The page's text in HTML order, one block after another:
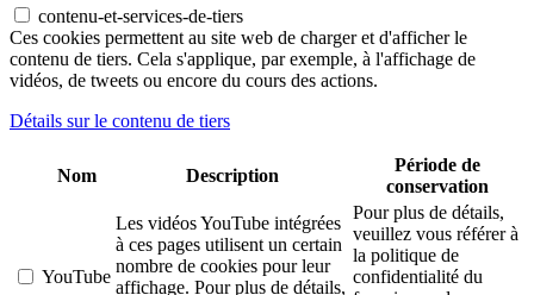
contenu-et-services-de-tiers
Ces cookies permettent au site web de charger et d'afficher le
contenu de tiers. Cela s'applique, par exemple, à l'affichage de
vidéos, de tweets ou encore du cours des actions.
Détails sur le contenu de tiers
Nom Description
Période de
conservation
YouTube
Les vidéos YouTube intégrées
à ces pages utilisent un certain
nombre de cookies pour leur
affichage. Pour plus de détails,
Pour plus de détails,
veuillez vous référer à
la politique de
confidentialité du